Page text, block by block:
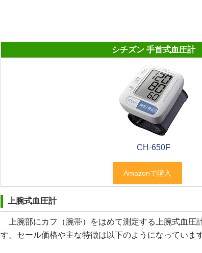
シチズン 手首式血圧計
CH-650F
上腕式血圧計
上腕部にカフ（腕帯）をはめて測定する上腕式血圧
す。セール価格や主な特徴は以下のようになっています